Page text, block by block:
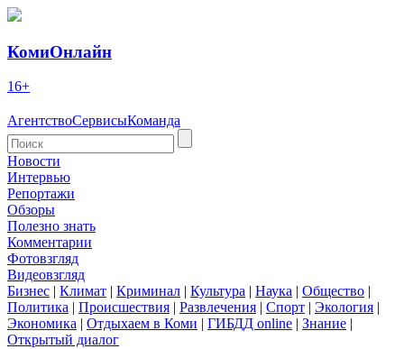
КомиОнлайн
16+
АгентствоСервисыКоманда
Новости
Интервью
Репортажи
Обзоры
Полезно знать
Комментарии
Фотовзгляд
Видеовзгляд
Бизнес | Климат | Криминал | Культура | Наука | Общество |
Политика | Происшествия | Развлечения | Спорт | Экология |
Экономика | Отдыхаем в Коми | ГИБДД online | Знание |
Открытый диалог